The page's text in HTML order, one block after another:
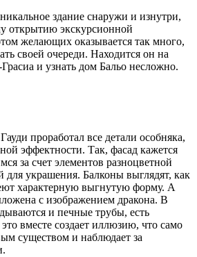
здание снаружи и изнутри,
открытию экскурсионной
желающих оказывается так много,
своей очереди. Находится он на
и узнать дом Бальо несложно.
проработал все детали особняка,
эффектности. Так, фасад кажется
за счет элементов разноцветной
для украшения. Балконы выглядят, как
характерную выгнутую форму. А
с изображением дракона. В
и печные трубы, есть
вместе создает иллюзию, что само
существом и наблюдает за